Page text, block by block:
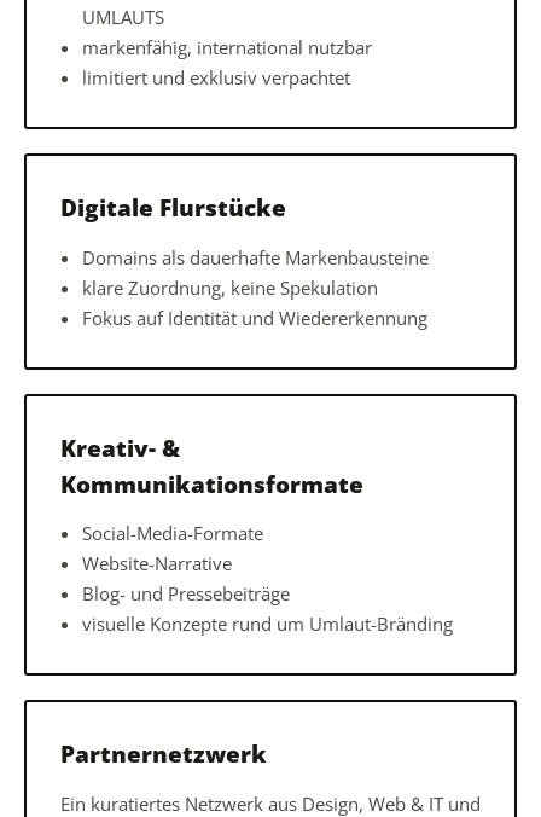
UMLAUTS
markenfähig, international nutzbar
limitiert und exklusiv verpachtet
Digitale Flurstücke
Domains als dauerhafte Markenbausteine
klare Zuordnung, keine Spekulation
Fokus auf Identität und Wiedererkennung
Kreativ- &
Kommunikationsformate
Social-Media-Formate
Website-Narrative
Blog- und Pressebeiträge
visuelle Konzepte rund um Umlaut-Bränding
Partnernetzwerk
Ein kuratiertes Netzwerk aus Design, Web & IT und